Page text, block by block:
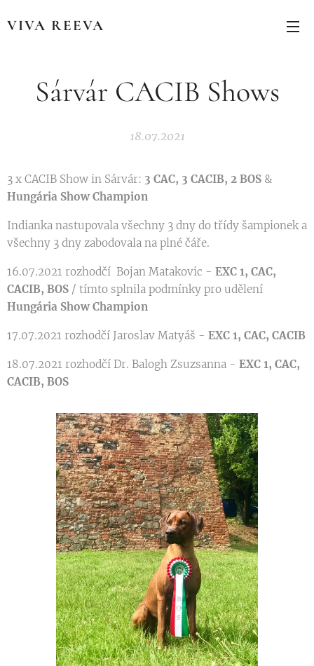
VIVA REEVA
Sárvár CACIB Shows
18.07.2021
3 x CACIB Show in Sárvár: 3 CAC, 3 CACIB, 2 BOS &
Hungária Show Champion
Indianka nastupovala všechny 3 dny do třídy šampionek a
všechny 3 dny zabodovala na plné čáře.
16.07.2021 rozhodčí Bojan Matakovic - EXC 1, CAC,
CACIB, BOS / tímto splnila podmínky pro udělení
Hungária Show Champion
17.07.2021 rozhodčí Jaroslav Matyáš - EXC 1, CAC, CACIB
18.07.2021 rozhodčí Dr. Balogh Zsuzsanna - EXC 1, CAC,
CACIB, BOS